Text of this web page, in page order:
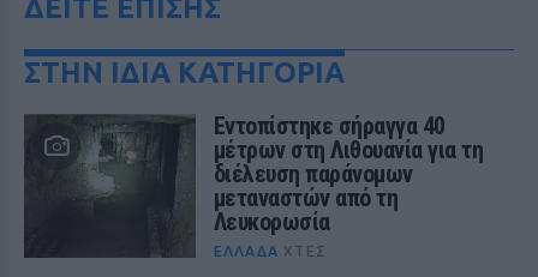
ΔΕΙΤΕ ΕΠΙΣΗΣ
ΣΤΗΝ ΙΔΙΑ ΚΑΤΗΓΟΡΙΑ
Εντοπίστηκε σήραγγα 40
μέτρων στη Λιθουανία για τη
διέλευση παράνομων
μεταναστών από τη
Λευκορωσία
ΕΛΛΆΔΑ ΧΤΕΣ